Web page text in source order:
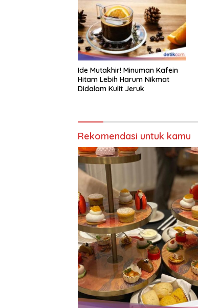
Ide Mutakhir! Minuman Kafein
Hitam Lebih Harum Nikmat
Didalam Kulit Jeruk
Rekomendasi untuk kamu